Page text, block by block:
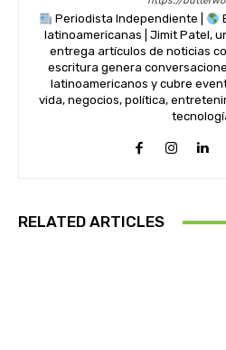
Periodista Independiente |
latinoamericanas | Jimit Patel,
entrega artículos de noticias
escritura genera
latinoamericanos y cubre
vida, negocios, política,
RELATED ARTICLES